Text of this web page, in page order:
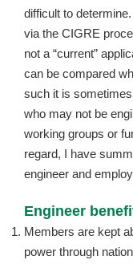
difficult to
via the CIGRE
not a “current”
can be compared
such it is
who may not be
working groups or
regard, I have
engineer and
Engineer
Members are kept
power through